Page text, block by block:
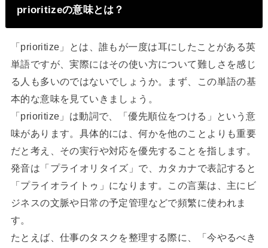
prioritizeの意味とは？
「prioritize」とは、誰もが一度は耳にしたことがある英
単語ですが、実際にはその使い方について難しさを感じ
る人も多いのではないでしょうか。まず、この単語の基
本的な意味を見ていきましょう。
「prioritize」は動詞で、「優先順位をつける」という意
味があります。具体的には、何かを他のことよりも重要
だと考え、その実行や対応を優先することを指します。
発音は「プライオリタイズ」で、カタカナで表記すると
「プライオライトゥ」になります。この言葉は、主にビ
ジネスの文脈や日常の予定管理などで頻繁に使われま
す。
たとえば、仕事のタスクを整理する際に、「今やるべき